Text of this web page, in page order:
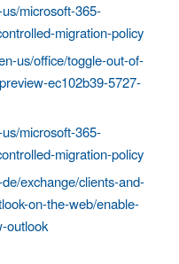
microsoft-365-
migration-policy
us/office/toggle-out-of-
ec102b39-5727-
microsoft-365-
migration-policy
exchange/clients-and-
on-the-web/enable-
outlook